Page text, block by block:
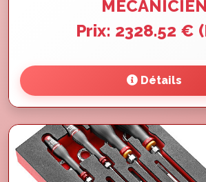
Prix: 2328.52 €
Détails